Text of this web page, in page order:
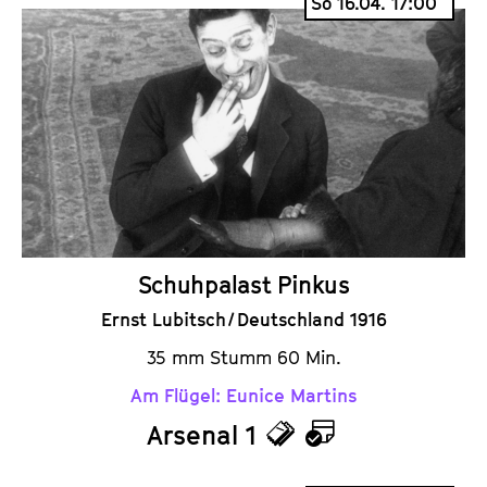
c
k
e
t
l
n
d
e
r
Schuhpalast Pinkus
Ernst Lubitsch / Deutschland 1916
35 mm Stumm 60 Min.
Am Flügel: Eunice Martins
Arsenal 1
T
K